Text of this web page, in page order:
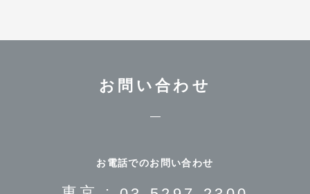
お問い合わせ
お電話でのお問い合わせ